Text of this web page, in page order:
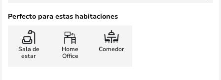
Perfecto para estas habitaciones
Sala de
estar
Home
Office
Comedor